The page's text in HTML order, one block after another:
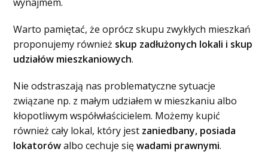
Warto pamiętać, że oprócz skupu zwykłych mieszkań
proponujemy również skup zadłużonych lokali i skup
udziałów mieszkaniowych.
Nie odstraszają nas problematyczne sytuacje
związane np. z małym udziałem w mieszkaniu albo
kłopotliwym współwłaścicielem. Możemy kupić
również cały lokal, który jest zaniedbany, posiada
lokatorówalbo cechuje sięwadami prawnymi.